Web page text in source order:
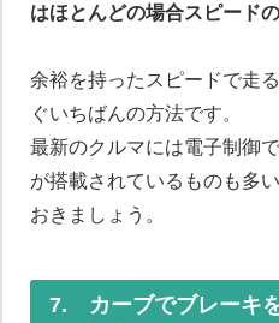
はほとんどの場合スピード
余裕を持ったスピードで走
ぐいちばんの方法です。
最新のクルマには電子制御
が搭載されているものも多
おきましょう。
7. カーブでブレーキ